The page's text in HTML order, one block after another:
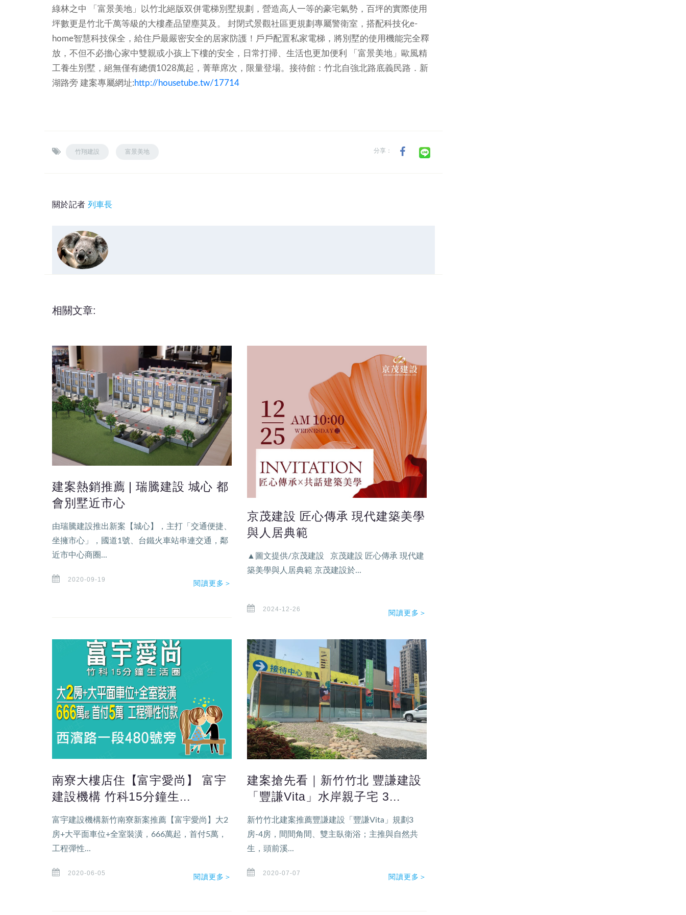
綠林之中
「富景美地」以竹北絕版双併電梯別墅規劃，營造高人一等的豪宅氣勢，百坪的實際使用
坪數更是竹北千萬等級的大樓產品望塵莫及。 封閉式景觀社區更規劃專屬警衛室，搭配科技化e-
home智慧科技保全，給住戶最嚴密安全的居家防護！戶戶配置私家電梯，將別墅的使用機能完全釋
放，不但不必擔心家中雙親或小孩上下樓的安全，日常打掃、生活也更加便利
「富景美地」歐風精
工養生別墅，絕無僅有總價1028萬起，菁華席次，限量登場。接待館：竹北自強北路底義民路．新
湖路旁 建案專屬網址:http://housetube.tw/17714
竹翔建設 富景美地 分享：
關於記者 列車長
相關文章:
建案熱銷推薦 | 瑞騰建設 城心 都
會別墅近市心
由瑞騰建設推出新案【城心】，主打「交通便捷、
坐擁市心」，國道1號、台鐵火車站串連交通，鄰
近市中心商圈...
2020-09-19 閱讀更多＞
京茂建設 匠心傳承 現代建築美學
與人居典範
▲圖文提供/京茂建設 京茂建設 匠心傳承 現代建
築美學與人居典範 京茂建設於...
2024-12-26 閱讀更多＞
南寮大樓店住【富宇愛尚】 富宇
建設機構 竹科15分鐘生...
富宇建設機構新竹南寮新案推薦【富宇愛尚】大2
房+大平面車位+全室裝潢，666萬起，首付5萬，
工程彈性...
2020-06-05 閱讀更多＞
建案搶先看｜新竹竹北 豐謙建設
「豐謙Vita」水岸親子宅 3...
新竹竹北建案推薦豐謙建設「豐謙Vita」規劃3
房-4房，間間角間、雙主臥衛浴；主推與自然共
生，頭前溪...
2020-07-07 閱讀更多＞